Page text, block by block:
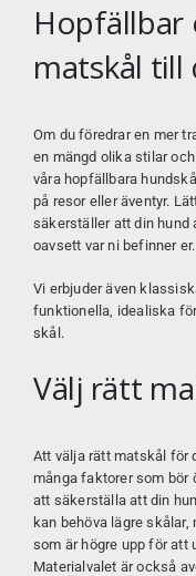
Hopfällbar
matskål till
Om du föredrar en mer
en mängd olika stilar
våra hopfällbara
på resor eller äventyr.
säkerställer att din hund
oavsett var ni befinner er.
Vi erbjuder även
funktionella, idealiska
skål.
Välj rätt
Att välja rätt matskål för
många faktorer som bör
att säkerställa att din
kan behöva lägre
som är högre upp för att
Materialvalet är också